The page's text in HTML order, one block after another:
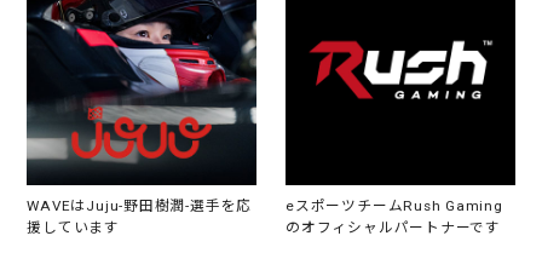
WAVEはJuju-野田樹潤-選手を応
援しています
eスポーツチームRush Gaming
のオフィシャルパートナーです